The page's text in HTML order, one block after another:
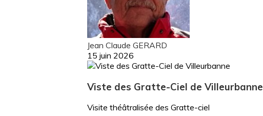
Jean Claude GERARD
15 juin 2026
Viste des Gratte-Ciel de Villeurbanne
Visite théâtralisée des Gratte-ciel